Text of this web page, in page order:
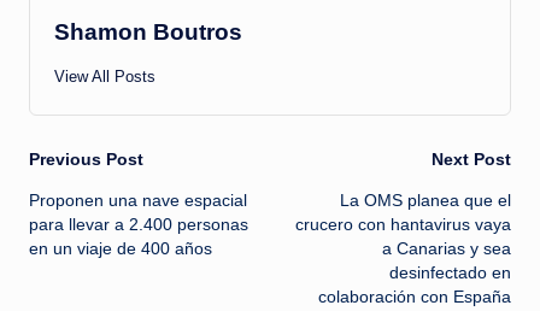
Shamon Boutros
View All Posts
Post
navigation
Previous Post
Proponen una nave espacial
para llevar a 2.400 personas
en un viaje de 400 años
Next Post
La OMS planea que el
crucero con hantavirus vaya
a Canarias y sea
desinfectado en
colaboración con España